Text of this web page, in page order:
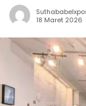
18 Maret 2026